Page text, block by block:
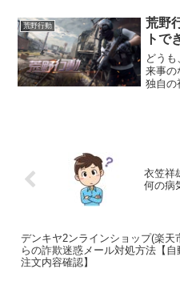
のバト
『荒野
荒野行動
荒野
トで
どう
来事の
独自の
衣笠祥
何の病
デンキヤ2ンラインショップ(楽天
らの詐欺迷惑メール対処方法【自
注文内容確認】